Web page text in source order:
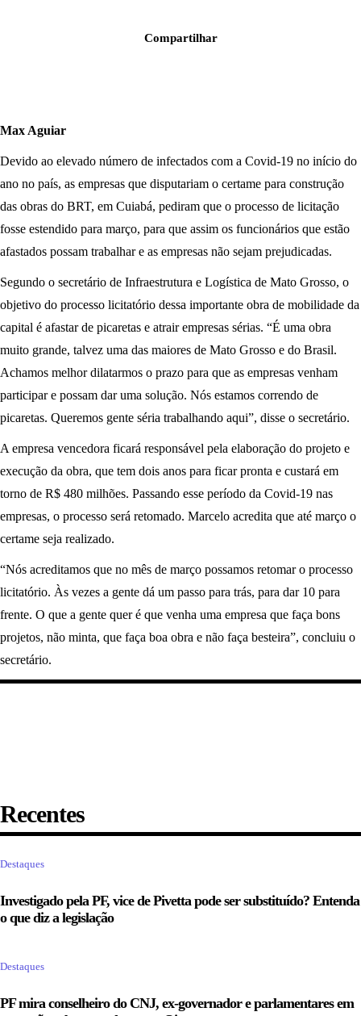
Compartilhar
Max Aguiar
Devido ao elevado número de infectados com a Covid-19 no início do
ano no país, as empresas que disputariam o certame para construção
das obras do BRT, em Cuiabá, pediram que o processo de licitação
fosse estendido para março, para que assim os funcionários que estão
afastados possam trabalhar e as empresas não sejam prejudicadas.
Segundo o secretário de Infraestrutura e Logística de Mato Grosso, o
objetivo do processo licitatório dessa importante obra de mobilidade da
capital é afastar de picaretas e atrair empresas sérias. “É uma obra
muito grande, talvez uma das maiores de Mato Grosso e do Brasil.
Achamos melhor dilatarmos o prazo para que as empresas venham
participar e possam dar uma solução. Nós estamos correndo de
picaretas. Queremos gente séria trabalhando aqui”, disse o secretário.
A empresa vencedora ficará responsável pela elaboração do projeto e
execução da obra, que tem dois anos para ficar pronta e custará em
torno de R$ 480 milhões. Passando esse período da Covid-19 nas
empresas, o processo será retomado. Marcelo acredita que até março o
certame seja realizado.
“Nós acreditamos que no mês de março possamos retomar o processo
licitatório. Às vezes a gente dá um passo para trás, para dar 10 para
frente. O que a gente quer é que venha uma empresa que faça bons
projetos, não minta, que faça boa obra e não faça besteira”, concluiu o
secretário.
Recentes
Destaques
Investigado pela PF, vice de Pivetta pode ser substituído? Entenda
o que diz a legislação
Destaques
PF mira conselheiro do CNJ, ex-governador e parlamentares em